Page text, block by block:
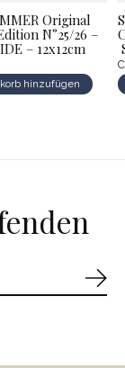
Original
N°25/26 –
– 12x12cm
hinzufügen